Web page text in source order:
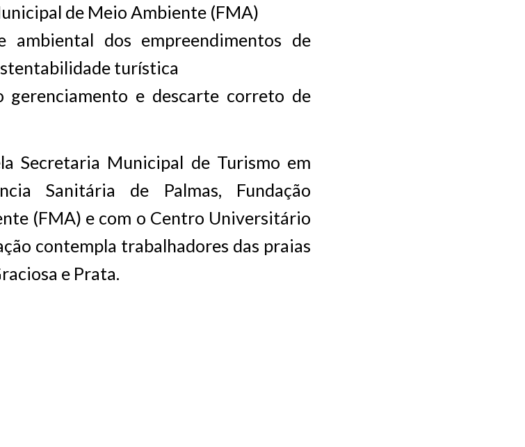
de Meio Ambiente (FMA)
ambiental dos empreendimentos de
turística
gerenciamento e descarte correto de
Secretaria Municipal de Turismo em
Sanitária de Palmas, Fundação
(FMA) e com o Centro Universitário
contempla trabalhadores das praias
e Prata.